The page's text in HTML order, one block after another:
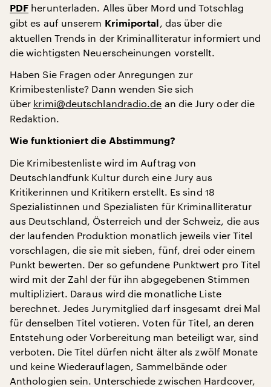
PDF herunterladen. Alles über Mord und Totschlag
gibt es auf unserem
Krimiportal , das über die
aktuellen Trends in der Kriminalliteratur informiert und
die wichtigsten Neuerscheinungen vorstellt.
Haben Sie Fragen oder Anregungen zur
Krimibestenliste? Dann wenden Sie sich
über krimi@deutschlandradio.de an die Jury oder die
Redaktion.
Wie funktioniert die Abstimmung?
Die Krimibestenliste wird im Auftrag von
Deutschlandfunk Kultur durch eine Jury aus
Kritikerinnen und Kritikern erstellt. Es sind 18
Spezialistinnen und Spezialisten für Kriminalliteratur
aus Deutschland, Österreich und der Schweiz, die aus
der laufenden Produktion monatlich jeweils vier Titel
vorschlagen, die sie mit sieben, fünf, drei oder einem
Punkt bewerten. Der so gefundene Punktwert pro Titel
wird mit der Zahl der für ihn abgegebenen Stimmen
multipliziert. Daraus wird die monatliche Liste
berechnet. Jedes Jurymitglied darf insgesamt drei Mal
für denselben Titel votieren. Voten für Titel, an deren
Entstehung oder Vorbereitung man beteiligt war, sind
verboten. Die Titel dürfen nicht älter als zwölf Monate
und keine Wiederauflagen, Sammelbände oder
Anthologien sein. Unterschiede zwischen Hardcover,